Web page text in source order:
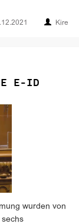
Kire
E-ID
wurden von
sechs